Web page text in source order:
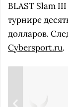
BLAST Slam
турнире
долларов.
Cybersport.ru.